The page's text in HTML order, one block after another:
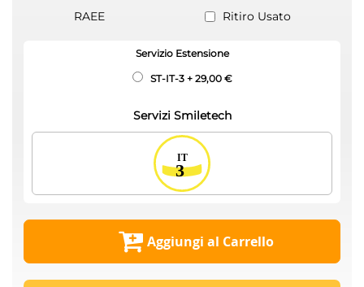
RAEE Ritiro Usato
Servizio Estensione
ST-IT-3 + 29,00 €
Servizi Smiletech
Aggiungi al Carrello